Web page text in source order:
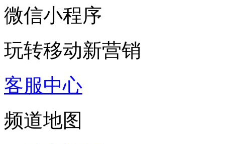
微信小程序
玩转移动新营销
客服中心
频道地图